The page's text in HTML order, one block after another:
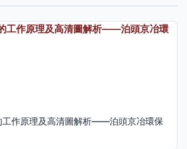
工作原理及高清圖解析——泊頭京冶環保